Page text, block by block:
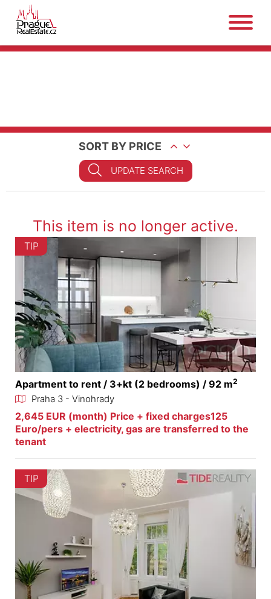
SORT BY PRICE
UPDATE SEARCH
This item is no longer active.
TIP
Apartment to rent / 3+kt (2 bedrooms) / 92 m2
Praha 3 - Vinohrady
2,645 EUR (month) Price + fixed charges125
Euro/pers + electricity, gas are transferred to the
tenant
TIP